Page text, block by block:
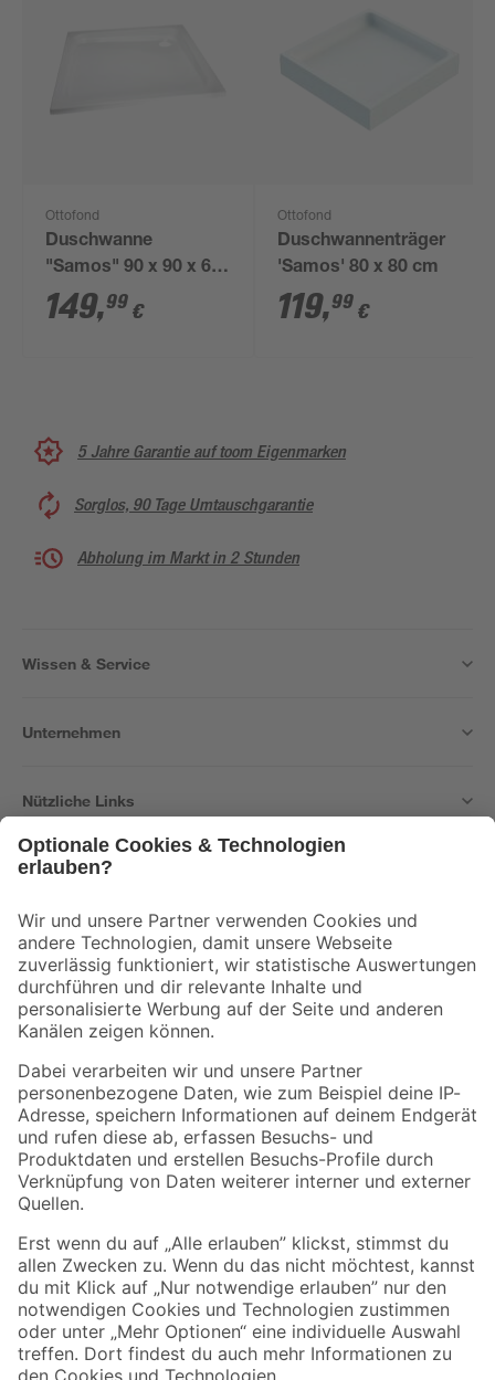
Ottofond
Duschwanne
"Samos" 90 x 90 x 6
cm
149,99 €
Ottofond
Duschwannenträger
'Samos' 80 x 80 cm
119,99 €
5 Jahre Garantie auf toom Eigenmarken
Sorglos, 90 Tage Umtauschgarantie
Abholung im Markt in 2 Stunden
Wissen & Service
Unternehmen
Nützliche Links
Der toom Newsletter: Keine Angebote und Aktionen mehr verpassen!
Zur Newsletter Anmeldung
Folge uns
Zahlungsarten Versandarten
Sicher einkaufen
Jetzt die toom-App herunterladen